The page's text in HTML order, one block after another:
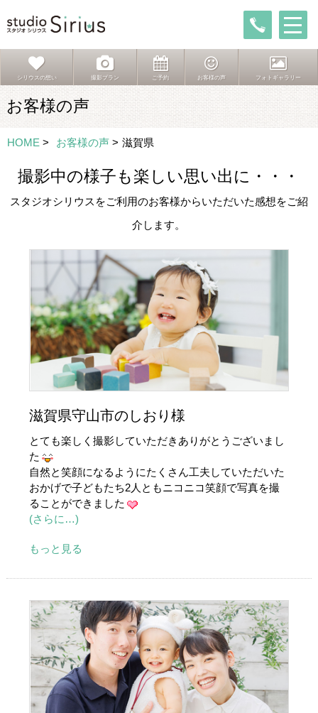
シリウスの想い 撮影プラン ご予約 お客様の声 フォトギャラリー
お客様の声
HOME > お客様の声 > 滋賀県
撮影中の様子も楽しい思い出に・・・
スタジオシリウスをご利用のお客様からいただいた感想をご紹
介します。
滋賀県守山市のしおり様
とても楽しく撮影していただきありがとうございまし
た
自然と笑顔になるようにたくさん工夫していただいた
おかげで子どもたち2人ともニコニコ笑顔で写真を撮
ることができました
(さらに…)
もっと見る